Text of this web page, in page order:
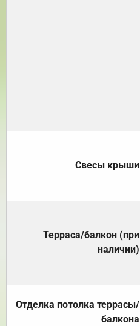
Свесы крыши
Терраса/балкон (при
наличии)
Отделка потолка террасы/
балкона